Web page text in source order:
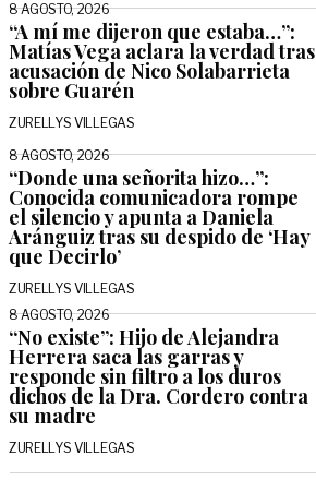
8 AGOSTO, 2026
“A mí me dijeron que estaba…”:
Matías Vega aclara la verdad tras
acusación de Nico Solabarrieta
sobre Guarén
ZURELLYS VILLEGAS
8 AGOSTO, 2026
“Donde una señorita hizo…”:
Conocida comunicadora rompe
el silencio y apunta a Daniela
Aránguiz tras su despido de ‘Hay
que Decirlo’
ZURELLYS VILLEGAS
8 AGOSTO, 2026
“No existe”: Hijo de Alejandra
Herrera saca las garras y
responde sin filtro a los duros
dichos de la Dra. Cordero contra
su madre
ZURELLYS VILLEGAS